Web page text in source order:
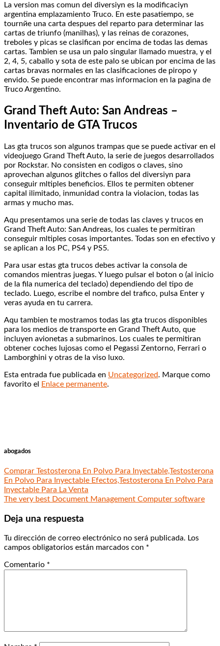
La version mas comun del diversiуn es la modificaciуn
argentina emplazamiento Truco. En este pasatiempo, se
tournйe una carta despues del reparto para determinar las
cartas de triunfo (manilhas), y las reinas de corazones,
treboles y picas se clasifican por encima de todas las demas
cartas. Tambien se usa un palo singular llamado muestra, y el
2, 4, 5, caballo y sota de este palo se ubican por encima de las
cartas bravas normales en las clasificaciones de piropo y
envido. Se puede encontrar mas informacion en la pagina de
Truco Argentino.
Grand Theft Auto: San Andreas –
Inventario de GTA Trucos
Las gta trucos son algunos trampas que se puede activar en el
videojuego Grand Theft Auto, la serie de juegos desarrollados
por Rockstar. No consisten en codigos o claves, sino
aprovechan algunos glitches o fallos del diversiуn para
conseguir mltiples beneficios. Ellos te permiten obtener
capital ilimitado, inmunidad contra la violacion, todas las
armas y mucho mas.
Aqu presentamos una serie de todas las claves y trucos en
Grand Theft Auto: San Andreas, los cuales te permitiran
conseguir mltiples cosas importantes. Todas son en efectivo y
se aplican a los PC, PS4 y PS5.
Para usar estas gta trucos debes activar la consola de
comandos mientras juegas. Y luego pulsar el boton o (al inicio
de la fila numerica del teclado) dependiendo del tipo de
teclado. Luego, escribe el nombre del trafico, pulsa Enter y
veras ayuda en tu carrera.
Aqu tambien te mostramos todas las gta trucos disponibles
para los medios de transporte en Grand Theft Auto, que
incluyen avionetas a submarinos. Los cuales te permitiran
obtener coches lujosas como el Pegassi Zentorno, Ferrari o
Lamborghini y otras de la viso luxo.
Esta entrada fue publicada en Uncategorized. Marque como
favorito el
Enlace permanente.
abogados
Comprar Testosterona En Polvo Para Inyectable,Testosterona
En Polvo Para Inyectable Efectos,Testosterona En Polvo Para
Inyectable Para La Venta
The very best Document Management Computer software
Deja una respuesta
Tu dirección de correo electrónico no será publicada. Los
campos obligatorios están marcados con *
Comentario *